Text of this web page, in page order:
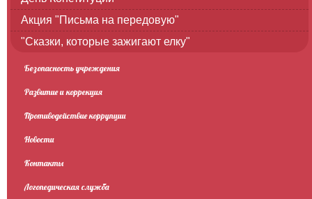
Акция "Письма на передовую"
"Сказки, которые зажигают елку"
Безопасность учреждения
Развитие и коррекция
Противодействие коррупции
Новости
Контакты
Логопедическая служба